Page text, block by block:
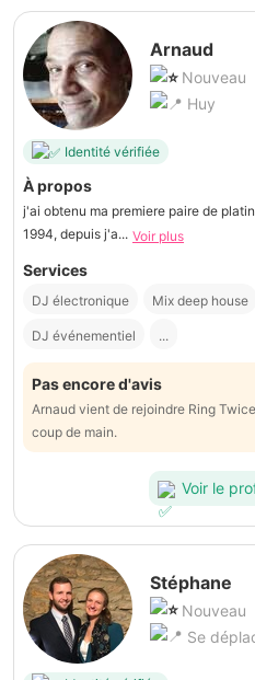
Arnaud
Nouveau
Huy
Identité vérifiée
À propos
j'ai obtenu ma premiere paire de
1994, depuis j'a... Voir plus
Services
DJ électronique Mix deep house
DJ événementiel ...
Pas encore d'avis
Arnaud vient de rejoindre Ring
coup de main.
Voir le
Stéphane
Nouveau
Se